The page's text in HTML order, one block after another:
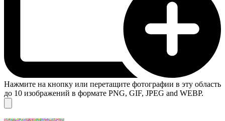
Нажмите на кнопку или перетащите фотографии в эту область
до 10 изображений в формате PNG, GIF, JPEG and WEBP.